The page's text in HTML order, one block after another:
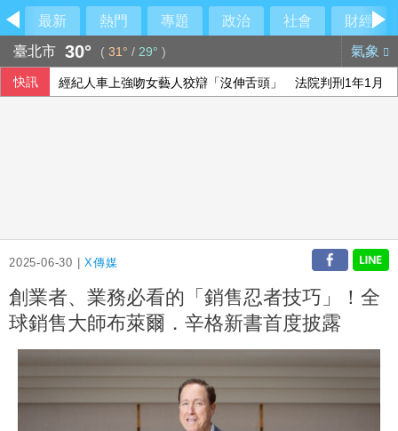
最新 熱門 專題 政治 社會
財經
臺北市 30° ( 31° / 29° ) 氣象
快訊 經紀人車上強吻女藝人狡辯「沒伸舌頭」 法院判刑1年1月
2025-06-30 |X傳媒
創業者、業務必看的「銷售忍者技巧」！全
球銷售大師布萊爾．辛格新書首度披露